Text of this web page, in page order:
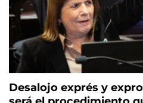
Desalojo exprés y